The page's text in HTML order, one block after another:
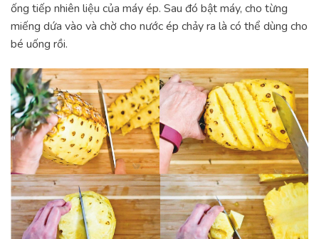
ống tiếp nhiên liệu của máy ép. Sau đó bật máy, cho từng
miếng dứa vào và chờ cho nước ép chảy ra là có thể dùng cho
bé uống rồi.